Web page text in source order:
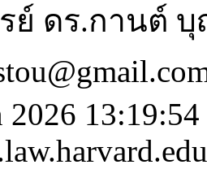
ย์ ดร.กานต์
2026